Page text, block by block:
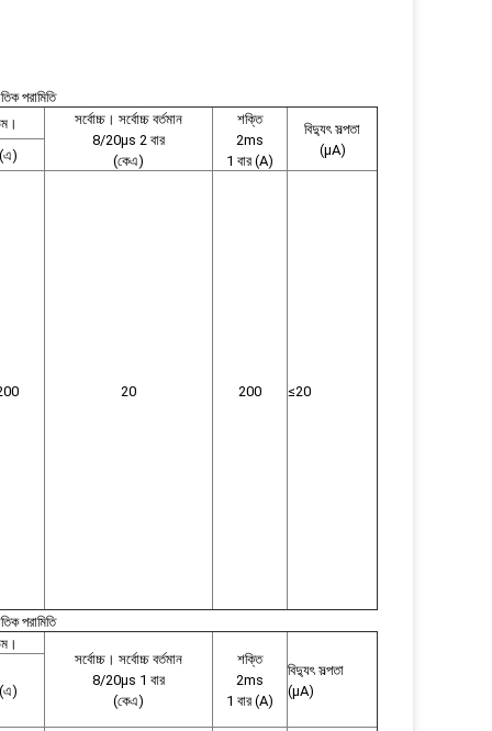
পরামিতি
সর্বোচ্চ। সর্বোচ্চ বর্তমান
8/20μs 2 বার
(কেএ)
শক্তি
2ms
1 বার (A)
বিদ্যুৎ সল্পতা
(μA)
20 200 ≤20
পরামিতি
সর্বোচ্চ। সর্বোচ্চ বর্তমান
8/20μs 1 বার
(কেএ)
শক্তি
2ms
1 বার (A)
বিদ্যুৎ সল্পতা
(μA)